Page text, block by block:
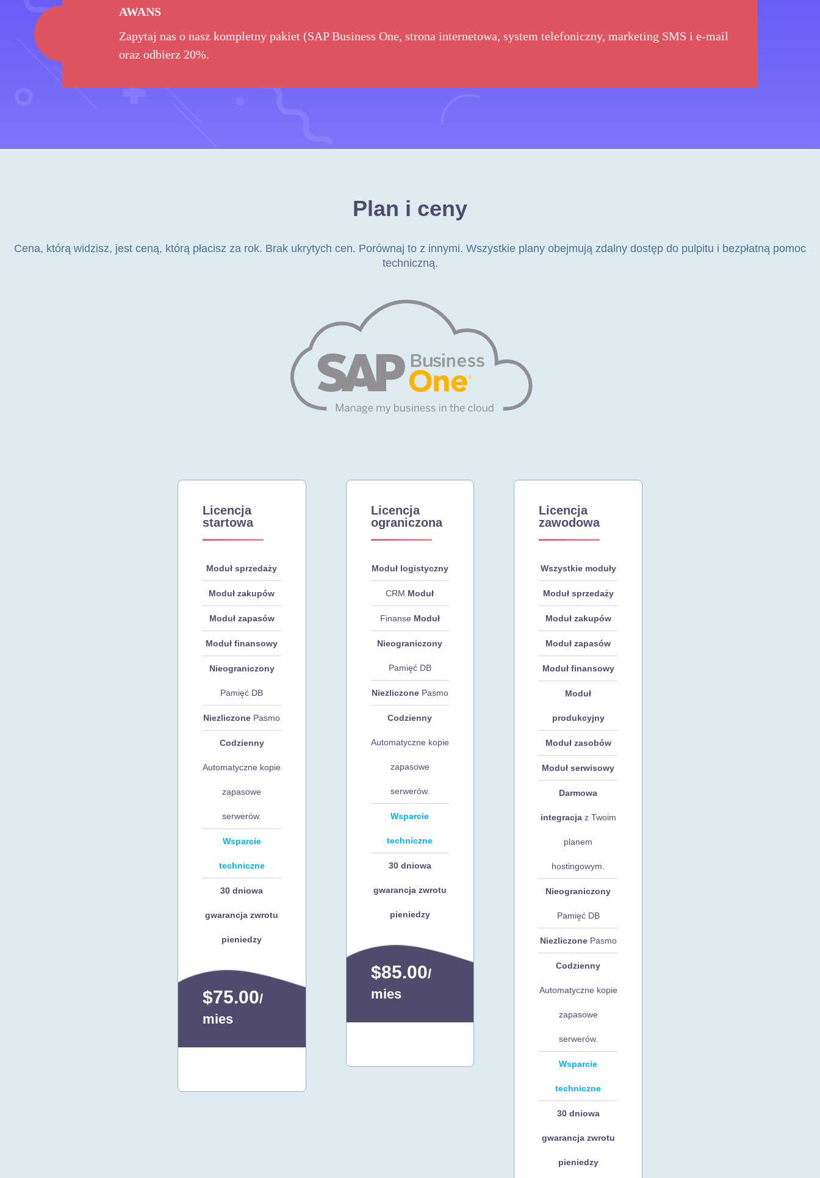
AWANS
Zapytaj nas o nasz kompletny pakiet (SAP Business One, strona internetowa, system telefoniczny, marketing SMS i e-mail
oraz odbierz 20%.
Plan i ceny
Cena, którą widzisz, jest ceną, którą płacisz za rok. Brak ukrytych cen. Porównaj to z innymi. Wszystkie plany obejmują zdalny dostęp do pulpitu i bezpłatną pomoc
techniczną.
Licencja
startowa
Moduł sprzedaży
Moduł zakupów
Moduł zapasów
Moduł finansowy
Nieograniczony
Pamięć DB
Niezliczone Pasmo
Codzienny
Automatyczne kopie
zapasowe
serwerów.
Wsparcie
techniczne
30 dniowa
gwarancja zwrotu
pieniedzy
$75.00/
mies
Licencja
ograniczona
Moduł logistyczny
CRM Moduł
Finanse Moduł
Nieograniczony
Pamięć DB
NiezliczonePasmo
Codzienny
Automatyczne kopie
zapasowe
serwerów.
Wsparcie
techniczne
30 dniowa
gwarancja zwrotu
pieniedzy
$85.00/
mies
Licencja
zawodowa
Wszystkie moduły
Moduł sprzedaży
Moduł zakupów
Moduł zapasów
Moduł finansowy
Moduł
produkcyjny
Moduł zasobów
Moduł serwisowy
Darmowa
integracjaz Twoim
planem
hostingowym.
Nieograniczony
Pamięć DB
NiezliczonePasmo
Codzienny
Automatyczne kopie
zapasowe
serwerów.
Wsparcie
techniczne
30 dniowa
gwarancja zwrotu
pieniedzy